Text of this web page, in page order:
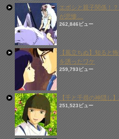
エボシと親子関係！
が悲惨…
262,846ビュー
【風立ちぬ】知ると
を誘ったワケ
259,793ビュー
【千と千尋の神隠し
251,523ビュー